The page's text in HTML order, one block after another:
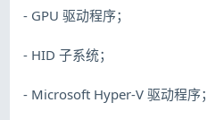
- GPU 驱动程序；
- HID 子系统；
- Microsoft Hyper-V 驱动程序；